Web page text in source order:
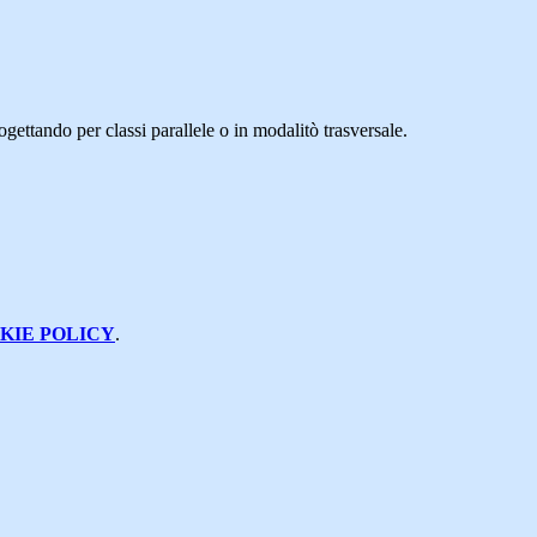
per classi parallele o in modalitò trasversale.
POLICY.